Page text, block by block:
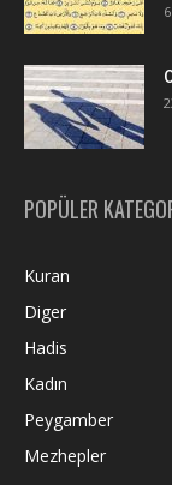
POPÜLER
Kuran
Diger
Hadis
Kadın
Peygamber
Mezhepler